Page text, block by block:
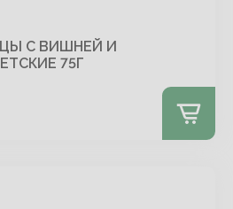
С ВИШНЕЙ И
75Г